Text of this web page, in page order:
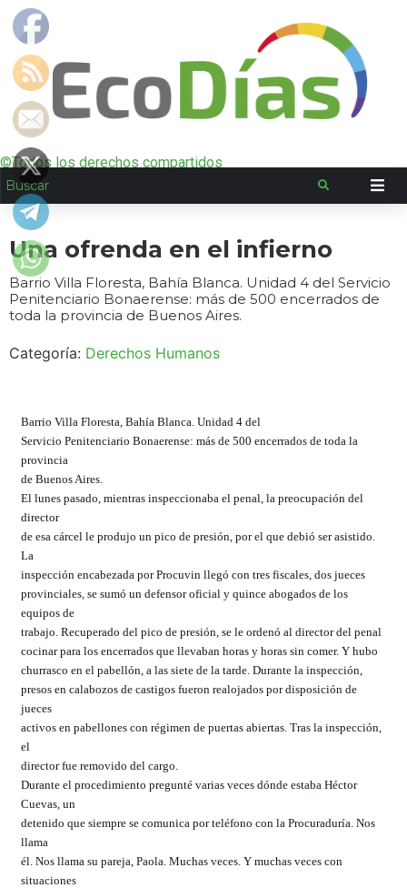
©Todos los derechos compartidos
Una ofrenda en el infierno
Barrio Villa Floresta, Bahía Blanca. Unidad 4 del Servicio
Penitenciario Bonaerense: más de 500 encerrados de
toda la provincia de Buenos Aires.
Categoría: Derechos Humanos
Barrio Villa Floresta, Bahía Blanca. Unidad 4 del
Servicio Penitenciario Bonaerense: más de 500 encerrados de toda la
provincia
de Buenos Aires.
El lunes pasado, mientras inspeccionaba el penal, la preocupación del
director
de esa cárcel le produjo un pico de presión, por el que debió ser asistido.
La
inspección encabezada por Procuvin llegó con tres fiscales, dos jueces
provinciales, se sumó un defensor oficial y quince abogados de los
equipos de
trabajo. Recuperado del pico de presión, se le ordenó al director del penal
cocinar para los encerrados que llevaban horas y horas sin comer. Y hubo
churrasco en el pabellón, a las siete de la tarde. Durante la inspección,
presos en calabozos de castigos fueron realojados por disposición de
jueces
activos en pabellones con régimen de puertas abiertas. Tras la inspección,
el
director fue removido del cargo.
Durante el procedimiento pregunté varias veces dónde estaba Héctor
Cuevas, un
detenido que siempre se comunica por teléfono con la Procuraduría. Nos
llama
él. Nos llama su pareja, Paola. Muchas veces. Y muchas veces con
situaciones